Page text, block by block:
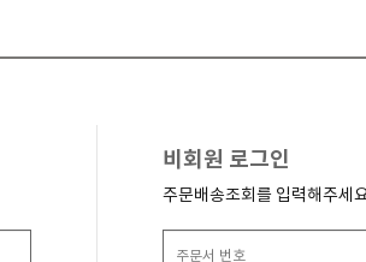
비회원 로그인
주문배송조회를 입력해주세